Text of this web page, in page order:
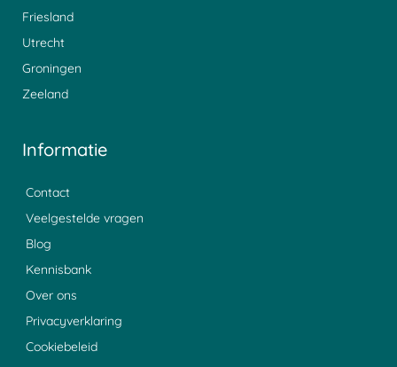
Friesland
Utrecht
Groningen
Zeeland
Informatie
Contact
Veelgestelde vragen
Blog
Kennisbank
Over ons
Privacyverklaring
Cookiebeleid